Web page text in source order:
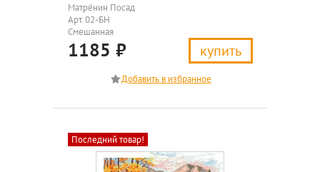
Матрёнин Посад
Арт. 02-БН
Смешанная
1185 ₽ купить
Последний товар!